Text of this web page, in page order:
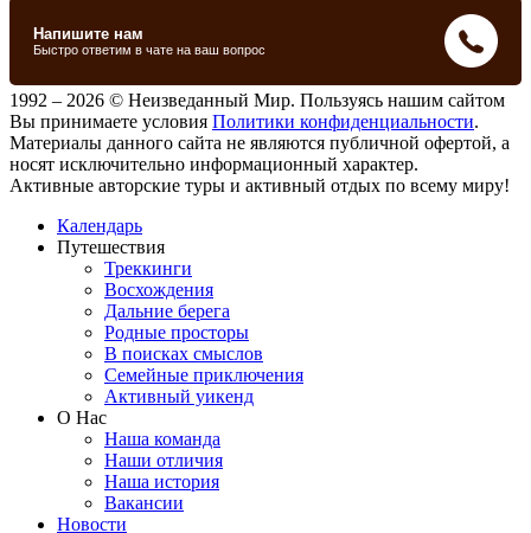
1992 – 2026 © Неизведанный Мир. Пользуясь нашим сайтом
Вы принимаете условия Политики конфиденциальности.
Материалы данного сайта не являются публичной офертой, а
носят исключительно информационный характер.
Активные авторские туры и активный отдых по всему миру!
Календарь
Путешествия
Треккинги
Восхождения
Дальние берега
Родные просторы
В поисках смыслов
Семейные приключения
Активный уикенд
О Нас
Наша команда
Наши отличия
Наша история
Вакансии
Новости